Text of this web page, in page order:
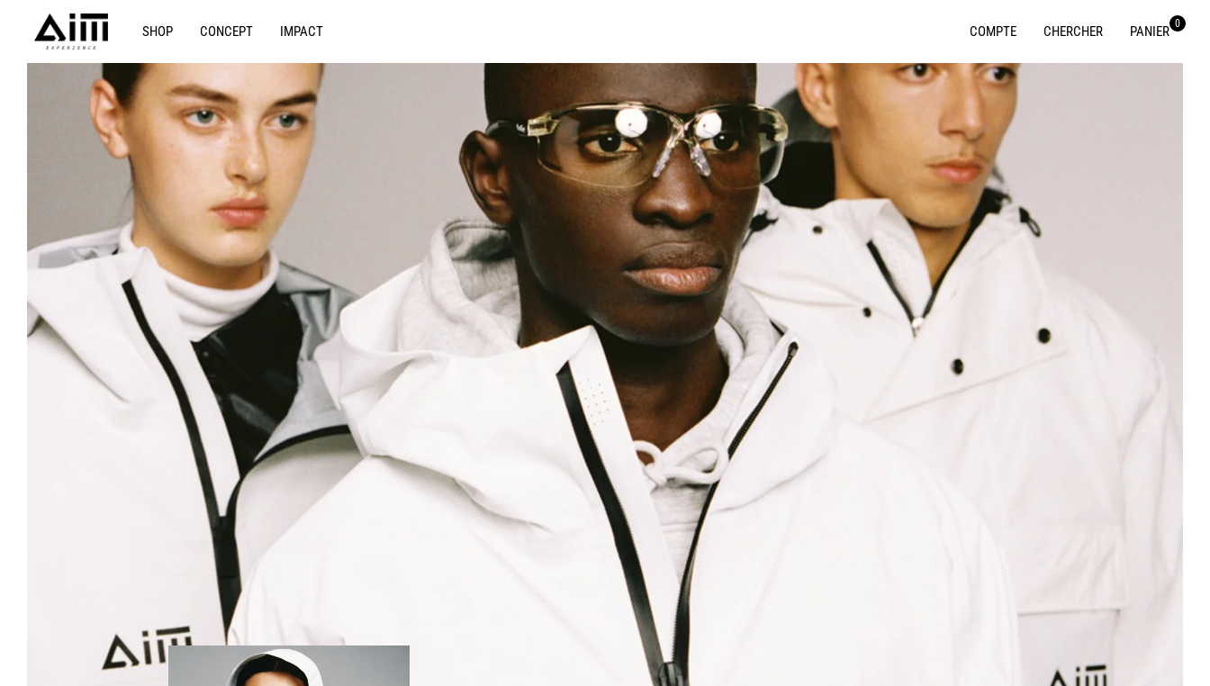
SHOP CONCEPT IMPACT COMPTE CHERCHER PANIER 0